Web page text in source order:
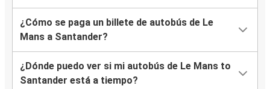
¿Cómo se paga un billete de autobús de Le
Mans a Santander?
¿Dónde puedo ver si mi autobús de Le Mans to
Santander está a tiempo?